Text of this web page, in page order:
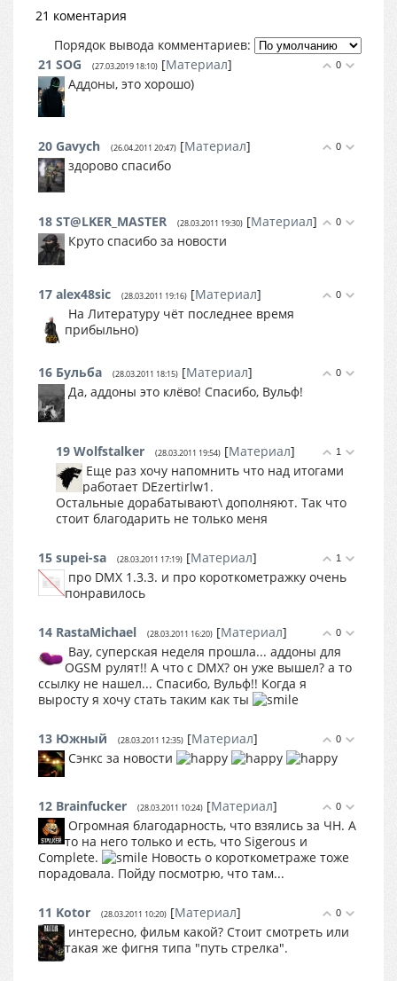
21 коментария
Порядок вывода комментариев:
0
21 SOG (27.03.2019 18:10) [Материал]
Аддоны, это хорошо)
0
20 Gavych (26.04.2011 20:47) [Материал]
здорово спасибо
0
18 ST@LKER_MASTER (28.03.2011 19:30) [Материал]
Круто спасибо за новости
0
17 alex48sic (28.03.2011 19:16) [Материал]
На Литературу чёт последнее время
прибыльно)
0
16 Бульба (28.03.2011 18:15) [Материал]
Да, аддоны это клёво! Спасибо, Вульф!
1
19 Wolfstalker (28.03.2011 19:54) [Материал]
Еще раз хочу напомнить что над итогами
работает DEzertirlw1.
Остальные дорабатывают\ дополняют. Так что
стоит благодарить не только меня
1
15 supei-sa (28.03.2011 17:19) [Материал]
про DMX 1.3.3. и про короткометражку очень
понравилось
0
14 RastaMichael (28.03.2011 16:20) [Материал]
Вау, суперская неделя прошла... аддоны для
OGSM рулят!! А что с DMX? он уже вышел? а то
ссылку не нашел... Спасибо, Вульф!! Когда я
выросту я хочу стать таким как ты
0
13 Южный (28.03.2011 12:35) [Материал]
Сэнкс за новости
0
12 Brainfucker (28.03.2011 10:24) [Материал]
Огромная благодарность, что взялись за ЧН. А
то на него только и есть, что Sigerous и
Complete.
Новость о короткометраже тоже
порадовала. Пойду посмотрю, что там...
0
11 Kotor (28.03.2011 10:20) [Материал]
интересно, фильм какой? Стоит смотреть или
такая же фигня типа "путь стрелка".